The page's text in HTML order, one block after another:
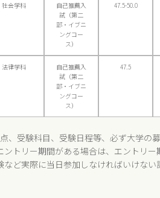
社会学科
自己推薦入
試（第二
部・イブニ
ングコー
ス）
47.5-50.0
法律学科
自己推薦入
試（第二
部・イブニ
ングコー
ス）
47.5
、受験科目、受験日程等、必ず大学の
トリー期間がある場合は、エントリ
ど実際に当日参加しなければいけない